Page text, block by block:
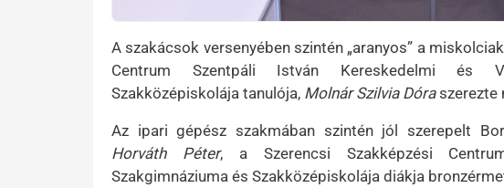
A szakácsok versenyében szintén „aranyos” a
Centrum Szentpáli István Kereskedelmi és
Szakközépiskolája tanulója, Molnár Szilvia Dóraszerezte
Az ipari gépész szakmában szintén jól szerepelt
Horváth Péter, a Szerencsi Szakképzési
Szakgimnáziuma és Szakközépiskolája diákja